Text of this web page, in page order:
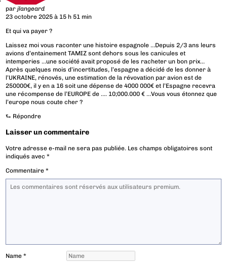
parjlangeard
23 octobre 2025 à 15 h 51 min
Et qui va payer ?
Laissez moi vous raconter une histoire espagnole …Depuis 2/3 ans leurs
avions d’entainement TAMIZ sont dehors sous les canicules et
intemperies …une société avait proposé de les racheter un bon prix…
Après quelques mois d’incertitudes, l’espagne a décidé de les donner à
l’UKRAINE, rénovés, une estimation de la révovation par avion est de
250000€, il y en a 16 soit une dépense de 4000 000€ et l’Espagne recevra
une récompense de l’EUROPE de …. 10;000.000 € …Vous vous étonnez que
l’europe nous coute cher ?
⮑ Répondre
Laisser un commentaire
Votre adresse e-mail ne sera pas publiée. Les champs obligatoires sont
indiqués avec*
Commentaire*
Name*